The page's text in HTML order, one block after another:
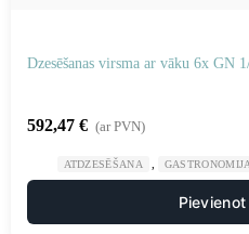
Dzesēšanas virsma ar vāku 6x GN
592,47 € (ar PVN)
ATDZESĒŠANA GASTRONOMIJA